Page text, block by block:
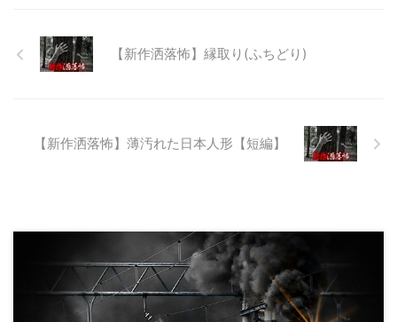
継続が不可能となってしまったら
しい。 そこに残ったのは無責任
【新作洒落怖】縁取り(ふちどり)
【新作洒落怖】薄汚れた日本人形【短編】